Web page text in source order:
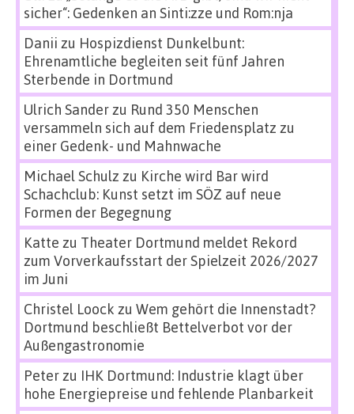
sicher“: Gedenken an Sinti:zze und Rom:nja
Danii zu Hospizdienst Dunkelbunt:
Ehrenamtliche begleiten seit fünf Jahren
Sterbende in Dortmund
Ulrich Sanderzu Rund 350 Menschen
versammeln sich auf dem Friedensplatz zu
einer Gedenk- und Mahnwache
Michael Schulz zu Kirche wird Bar wird
Schachclub: Kunst setzt im SÖZ auf neue
Formen der Begegnung
Katte zu Theater Dortmund meldet Rekord
zum Vorverkaufsstart der Spielzeit 2026/2027
im Juni
Christel Loock zu Wem gehört die Innenstadt?
Dortmund beschließt Bettelverbot vor der
Außengastronomie
Peterzu IHK Dortmund: Industrie klagt über
hohe Energiepreise und fehlende Planbarkeit